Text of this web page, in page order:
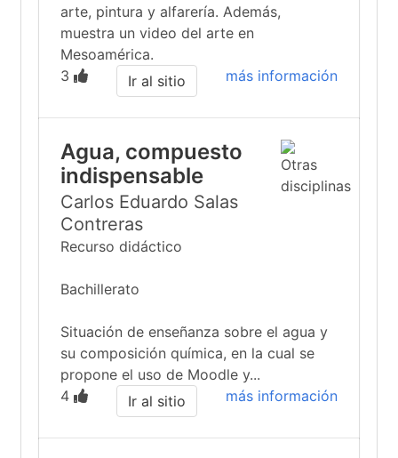
arte, pintura y alfarería. Además,
muestra un video del arte en
Mesoamérica.
3
más información
Ir al sitio
Agua, compuesto
indispensable
Carlos Eduardo Salas
Contreras
Recurso didáctico
Bachillerato
Situación de enseñanza sobre el agua y
su composición química, en la cual se
propone el uso de Moodle y...
4
más información
Ir al sitio